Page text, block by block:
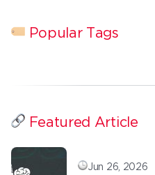
Popular Tags
Featured Article
Jun 26, 2026